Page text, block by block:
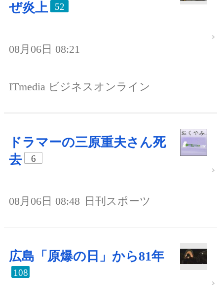
ぜ炎上
52
08月06日 08:21
ITmedia ビジネスオンライン
ドラマーの三原重夫さん死
去
6
08月06日 08:48 日刊スポーツ
広島「原爆の日」から81年
108